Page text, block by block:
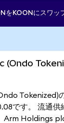
をKOONにスワッ
Tokenized)
です。 流通供
Arm Holdings